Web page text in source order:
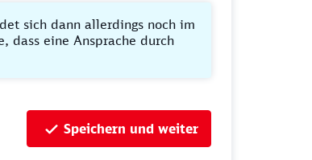
sich dann allerdings noch im
dass eine Ansprache durch
Speichern und weiter